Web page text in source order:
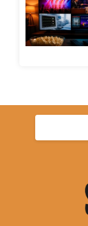
Ricerca